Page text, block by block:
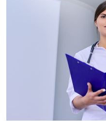
oblečení